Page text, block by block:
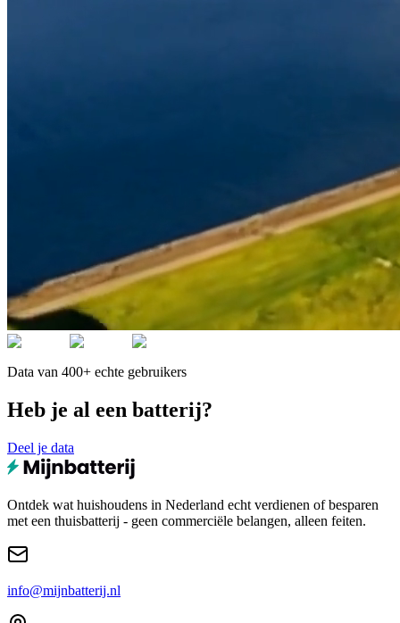
Data van 400+ echte gebruikers
Heb je al een batterij?
Deel je data
Ontdek wat huishoudens in Nederland echt verdienen of besparen
met een thuisbatterij - geen commerciële belangen, alleen feiten.
info@mijnbatterij.nl